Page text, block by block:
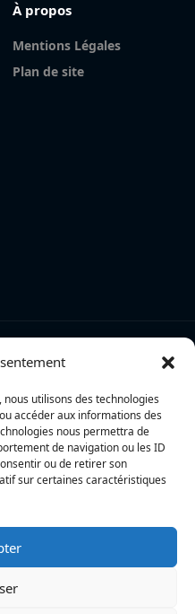
utilisons des technologies
accéder aux informations des
nous permettra de
de navigation ou les ID
ou de retirer son
sur certaines caractéristiques
À propos
Mentions Légales
Plan de site
percutées par une
urgence absolue
de la police nationale,
le Haut-Rhin
et en Charente-